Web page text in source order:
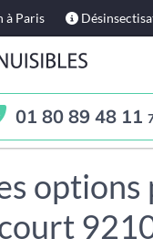
à Paris
01 80 89 48 11
options